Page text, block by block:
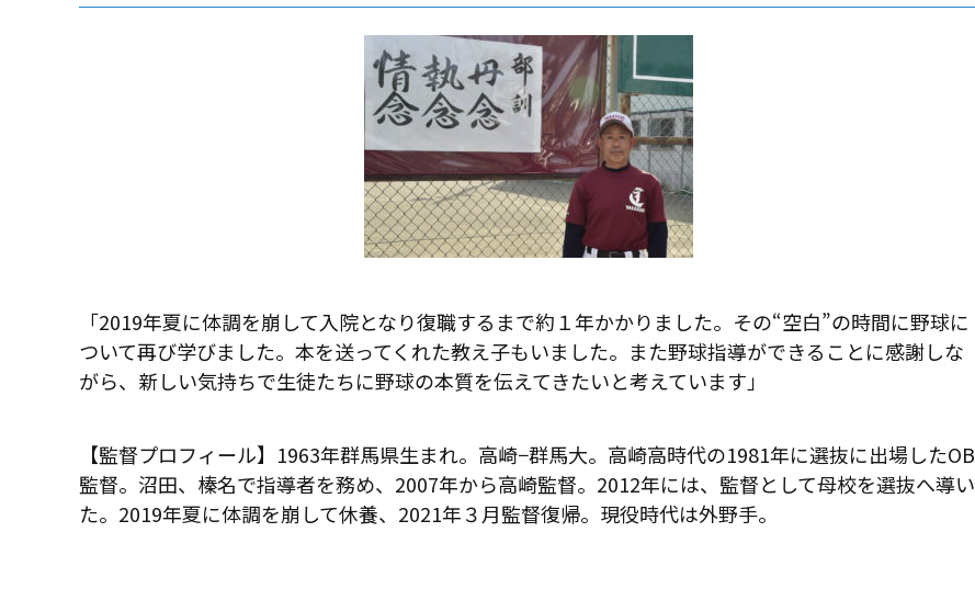
「2019年夏に体調を崩して入院となり復職するまで約１年かかりました。その“空白”の時間に野球に
ついて再び学びました。本を送ってくれた教え子もいました。また野球指導ができることに感謝しな
がら、新しい気持ちで生徒たちに野球の本質を伝えてきたいと考えています」
【監督プロフィール】1963年群馬県生まれ。高崎−群馬大。高崎高時代の1981年に選抜に出場したOB
監督。沼田、榛名で指導者を務め、2007年から高崎監督。2012年には、監督として母校を選抜へ導い
た。2019年夏に体調を崩して休養、2021年３月監督復帰。現役時代は外野手。